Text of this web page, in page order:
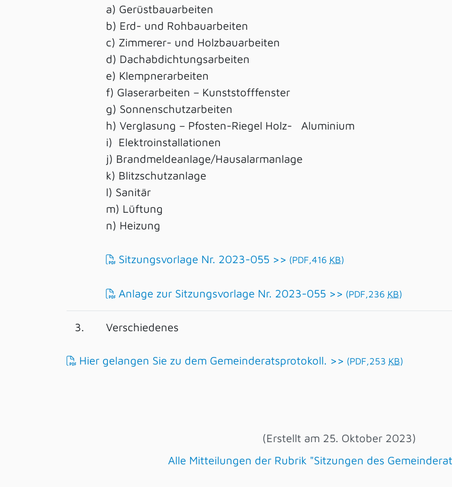
a) Gerüstbauarbeiten
b) Erd- und Rohbauarbeiten
c) Zimmerer- und Holzbauarbeiten
d) Dachabdichtungsarbeiten
e) Klempnerarbeiten
f) Glaserarbeiten – Kunststofffenster
g) Sonnenschutzarbeiten
h) Verglasung – Pfosten-Riegel Holz- Aluminium
i) Elektroinstallationen
j) Brandmeldeanlage/Hausalarmanlage
k) Blitzschutzanlage
l) Sanitär
m) Lüftung
n) Heizung
Sitzungsvorlage Nr. 2023-055 >> (PDF,416 KB)
Anlage zur Sitzungsvorlage Nr. 2023-055 >> (PDF,236 KB)
3. Verschiedenes
Hier gelangen Sie zu dem Gemeinderatsprotokoll. >> (PDF,253 KB)
(Erstellt am 25. Oktober 2023)
Alle Mitteilungen der Rubrik "Sitzungen des